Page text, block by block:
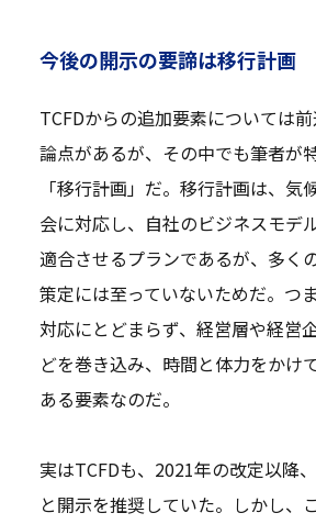
今後の開示の要諦は移行計画
TCFDからの追加要素については
論点があるが、その中でも筆者が
「移行計画」だ。移行計画は、気
会に対応し、自社のビジネスモデ
適合させるプランであるが、多く
策定には至っていないためだ。つ
対応にとどまらず、経営層や経営
どを巻き込み、時間と体力をかけ
ある要素なのだ。
実はTCFDも、2021年の改定以降
と開示を推奨していた。しかし、